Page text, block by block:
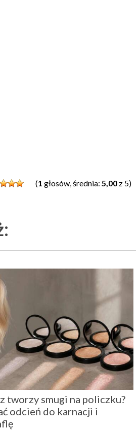
(1 głosów, średnia: 5,00 z 5)
tworzy smugi na policzku?
odcień do karnacji i